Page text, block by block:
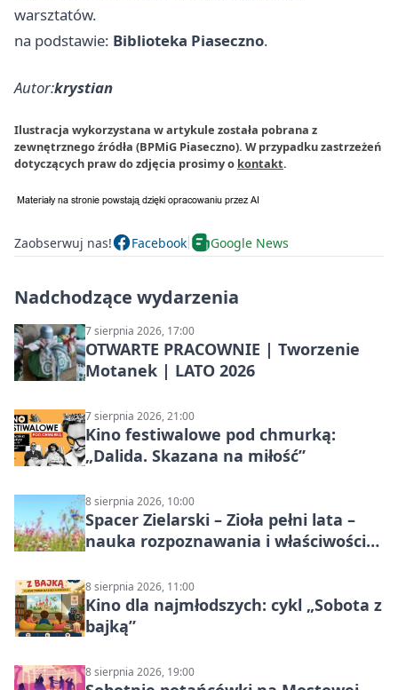
warsztatów.
na podstawie: Biblioteka Piaseczno.
Autor:krystian
Ilustracja wykorzystana w artykule została pobrana z
zewnętrznego źródła (BPMiG Piaseczno). W przypadku zastrzeżeń
dotyczących praw do zdjęcia prosimy o kontakt.
Zaobserwuj nas! Facebook Google News
Nadchodzące wydarzenia
7 sierpnia 2026, 17:00
OTWARTE PRACOWNIE | Tworzenie
Motanek | LATO 2026
7 sierpnia 2026, 21:00
Kino festiwalowe pod chmurką:
„Dalida. Skazana na miłość”
8 sierpnia 2026, 10:00
Spacer Zielarski – Zioła pełni lata –
nauka rozpoznawania i właściwości
8 sierpnia 2026, 11:00
Kino dla najmłodszych: cykl „Sobota z
bajką”
8 sierpnia 2026, 19:00